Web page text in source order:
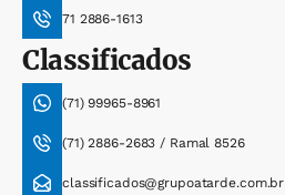
71 2886-1613
Classificados
(71) 99965-8961
(71) 2886-2683 / Ramal 8526
classificados@grupoatarde.com.br